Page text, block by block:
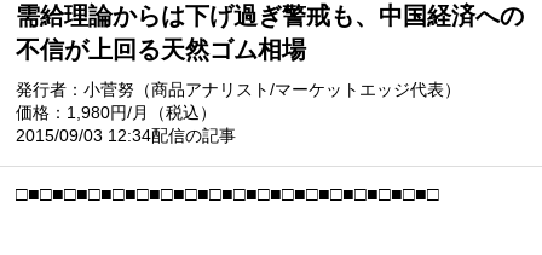
需給理論からは下げ過ぎ警戒も、中国経済への
不信が上回る天然ゴム相場
発行者：小菅努（商品アナリスト/マーケットエッジ代表）
価格：1,980円/月（税込）
2015/09/03 12:34配信の記事
□■□■□■□■□■□■□■□■□■□■□■□■□■□■□■□■□■□